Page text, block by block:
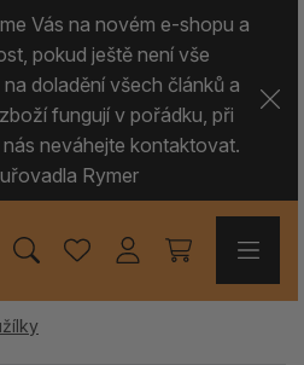
Vás na novém e-shopu a
pokud ještě není vše
doladění všech článků a
fungují v pořádku, při
neváhejte kontaktovat.
Rymer